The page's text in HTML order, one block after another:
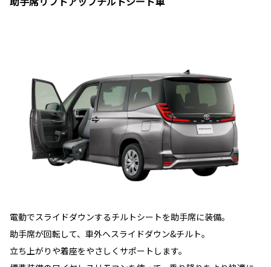
電動でスライドダウンするチルトシートを助手席に装備。
助手席が回転して、車外へスライドダウン&チルト。
立ち上がりや着座をやさしくサポートします。